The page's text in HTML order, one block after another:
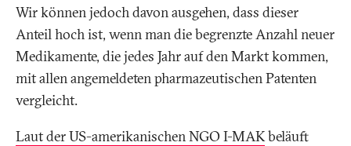
Wir können jedoch davon ausgehen, dass dieser
Anteil hoch ist, wenn man die begrenzte Anzahl neuer
Medikamente, die jedes Jahr auf den Markt kommen,
mit allen angemeldeten pharmazeutischen Patenten
vergleicht.
Laut der US-amerikanischen NGO I-MAKbeläuft